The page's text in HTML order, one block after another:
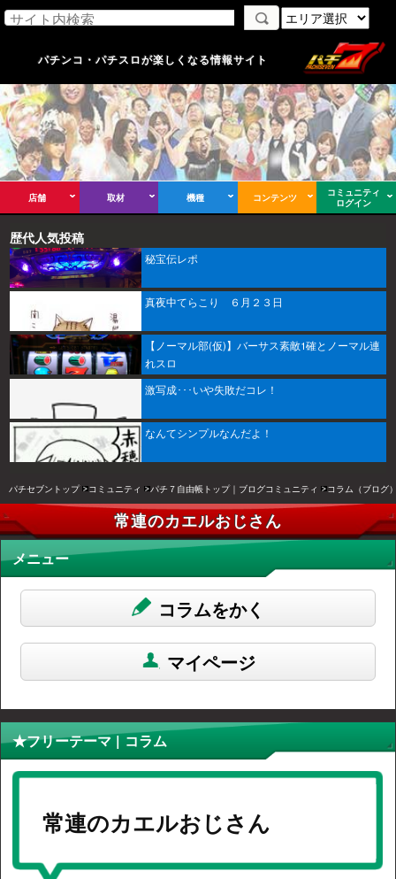
パチンコ・パチスロが楽しくなる情報サイト
店舗 取材 機種 コンテンツ
コミュニティ
ログイン
歴代人気投稿
秘宝伝レポ
真夜中てらこり ６月２３日
【ノーマル部(仮)】バーサス素敵1確とノーマル連
れスロ
激写成･･･いや失敗だコレ！
なんてシンプルなんだよ！
パチセブントップ コミュニティ パチ７自由帳トップ｜ブログコミュニティ コラム（ブログ
常連のカエルおじさん
メニュー
コラムをかく
マイページ
★フリーテーマ | コラム
常連のカエルおじさん